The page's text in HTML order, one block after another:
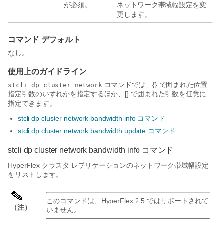
が必須。
ネットワーク帯域幅設定を変
更します。
コマンド デフォルト
なし。
使用上のガイドライン
stcli dp cluster network コマンドでは、{} で囲まれた位置
指定引数のいずれかを指定するほか、[] で囲まれた引数を任意に
指定できます。
stcli dp cluster network bandwidth info コマンド
stcli dp cluster network bandwidth update コマンド
stcli dp cluster network bandwidth info コマンド
HyperFlex クラスタ レプリケーションのネットワーク帯域幅設定
をリストします。
（注）
このコマンドは、HyperFlex 2.5 ではサポートされて
いません。